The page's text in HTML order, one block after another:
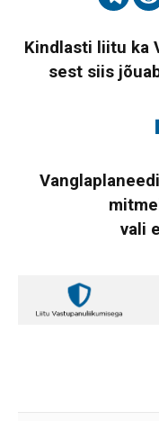
Kindlasti liitu ka
sest siis
vali